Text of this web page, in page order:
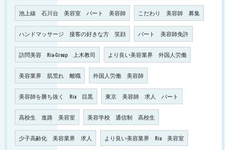
池上線 石川台 美容室 パート 美容師 こだわり 美容師 募集
ハンドマッサージ 接客の好きな方 笑顔 パート 美容師免許
訪問美容 Ria-Group 上木教司 より良い美容業界 外国人労働
美容業界 肌荒れ 離職 外国人労働 美容師
美容師を勝ち抜く Ria 目黒 東京 美容師 求人 パート
高校生 進路 美容室 美容学校 通信制 高校生
少子高齢化 美容業界 求人 より良い美容業界 Ria 美容室